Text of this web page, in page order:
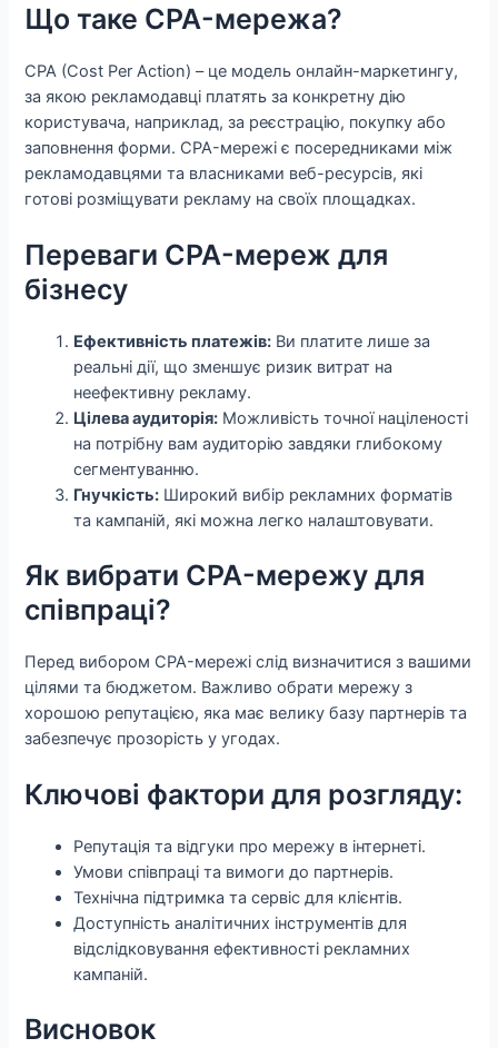
Що таке CPA-мережа?
CPA (Cost Per Action) – це модель онлайн-маркетингу,
за якою рекламодавці платять за конкретну дію
користувача, наприклад, за реєстрацію, покупку або
заповнення форми. CPA-мережі є посередниками між
рекламодавцями та власниками веб-ресурсів, які
готові розміщувати рекламу на своїх площадках.
Переваги CPA-мереж для
бізнесу
Ефективність платежів: Ви платите лише за
реальні дії, що зменшує ризик витрат на
неефективну рекламу.
Цілева аудиторія: Можливість точної націленості
на потрібну вам аудиторію завдяки глибокому
сегментуванню.
Гнучкість: Широкий вибір рекламних форматів
та кампаній, які можна легко налаштовувати.
Як вибрати CPA-мережу для
співпраці?
Перед вибором CPA-мережі слід визначитися з вашими
цілями та бюджетом. Важливо обрати мережу з
хорошою репутацією, яка має велику базу партнерів та
забезпечує прозорість у угодах.
Ключові фактори для розгляду:
Репутація та відгуки про мережу в інтернеті.
Умови співпраці та вимоги до партнерів.
Технічна підтримка та сервіс для клієнтів.
Доступність аналітичних інструментів для
відслідковування ефективності рекламних
кампаній.
Висновок